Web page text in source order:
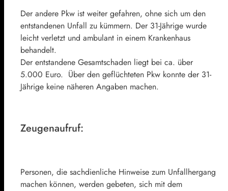
Der andere Pkw ist weiter gefahren, ohne sich um den
entstandenen Unfall zu kümmern. Der 31-Jährige wurde
leicht verletzt und ambulant in einem Krankenhaus
behandelt.
Der entstandene Gesamtschaden liegt bei ca. über
5.000 Euro. Über den geflüchteten Pkw konnte der 31-
Jährige keine näheren Angaben machen.
Zeugenaufruf:
Personen, die sachdienliche Hinweise zum Unfallhergang
machen können, werden gebeten, sich mit dem